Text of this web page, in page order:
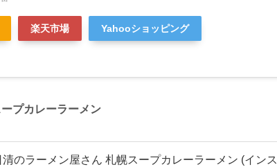
楽天市場 Yahooショッピング
プカレーラーメン
清のラーメン屋さん 札幌スープカレーラーメン (インス